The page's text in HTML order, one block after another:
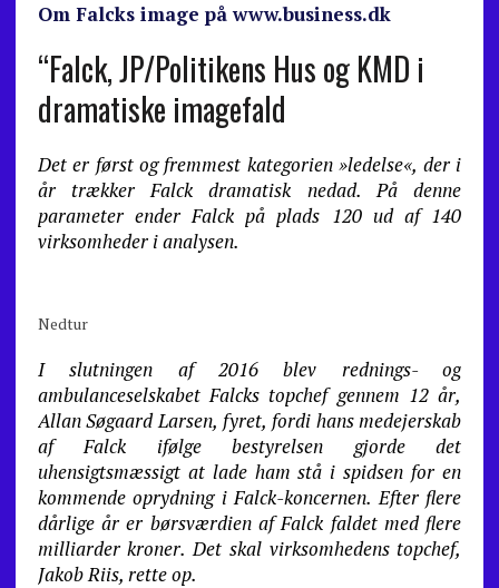
Om Falcks image på www.business.dk
“Falck, JP/Politikens Hus og KMD i
dramatiske imagefald
Det er først og fremmest kategorien »ledelse«, der i
år trækker Falck dramatisk nedad. På denne
parameter ender Falck på plads 120 ud af 140
virksomheder i analysen.
Nedtur
I slutningen af 2016 blev rednings- og
ambulanceselskabet Falcks topchef gennem 12 år,
Allan Søgaard Larsen, fyret, fordi hans medejerskab
af Falck ifølge bestyrelsen gjorde det
uhensigtsmæssigt at lade ham stå i spidsen for en
kommende oprydning i Falck-koncernen. Efter flere
dårlige år er børsværdien af Falck faldet med flere
milliarder kroner. Det skal virksomhedens topchef,
Jakob Riis, rette op.